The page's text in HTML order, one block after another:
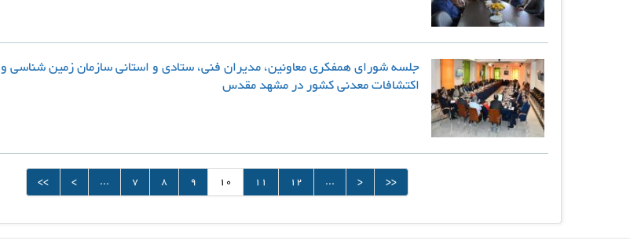
جلسه شورای همفکری معاونین، مدیران فنی، ستادی و استانی سازمان زمین شناسی و
اکتشافات معدنی کشور در مشهد مقدس
<< < ... 7 8 9 10 11 12 ... > >>